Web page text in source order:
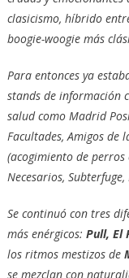
clasicismo, híbrido
boogie-woogie más
Para entonces ya
stands de información
salud como Madrid
Facultades, Amigos de
(acogimiento de perros
Necesarios,
Se continuó con tres
más enérgicos: Pull, El
los ritmos mestizos de
se mezclan con